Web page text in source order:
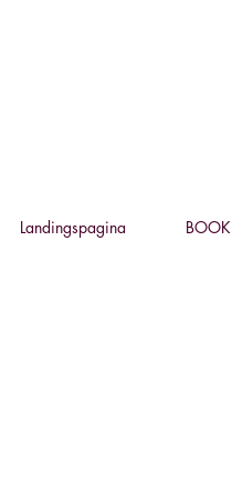
Landingspagina BOOK